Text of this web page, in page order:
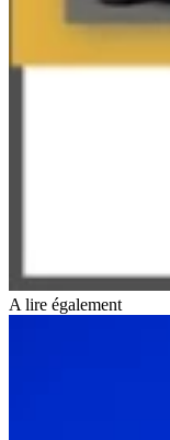
A lire également